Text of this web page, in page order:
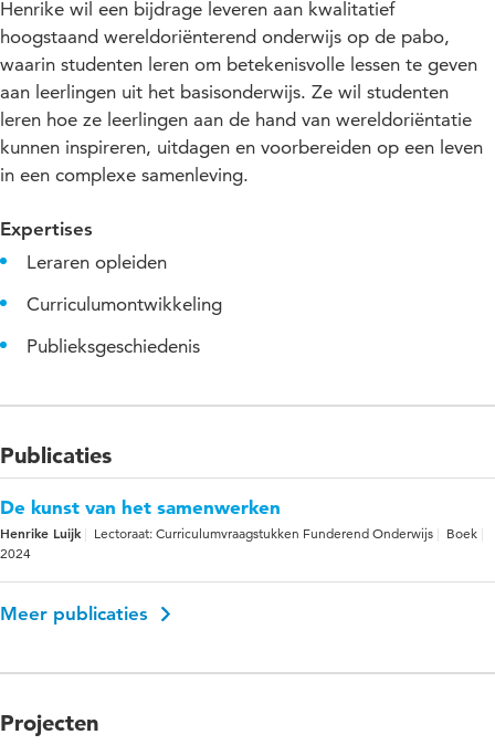
Henrike wil een bijdrage leveren aan kwalitatief
hoogstaand wereldoriënterend onderwijs op de pabo,
waarin studenten leren om betekenisvolle lessen te geven
aan leerlingen uit het basisonderwijs. Ze wil studenten
leren hoe ze leerlingen aan de hand van wereldoriëntatie
kunnen inspireren, uitdagen en voorbereiden op een leven
in een complexe samenleving.
Expertises
Leraren opleiden
Curriculumontwikkeling
Publieksgeschiedenis
Publicaties
De kunst van het samenwerken
Henrike Luijk Lectoraat: Curriculumvraagstukken Funderend Onderwijs
Boek
2024
Meer publicaties
Projecten